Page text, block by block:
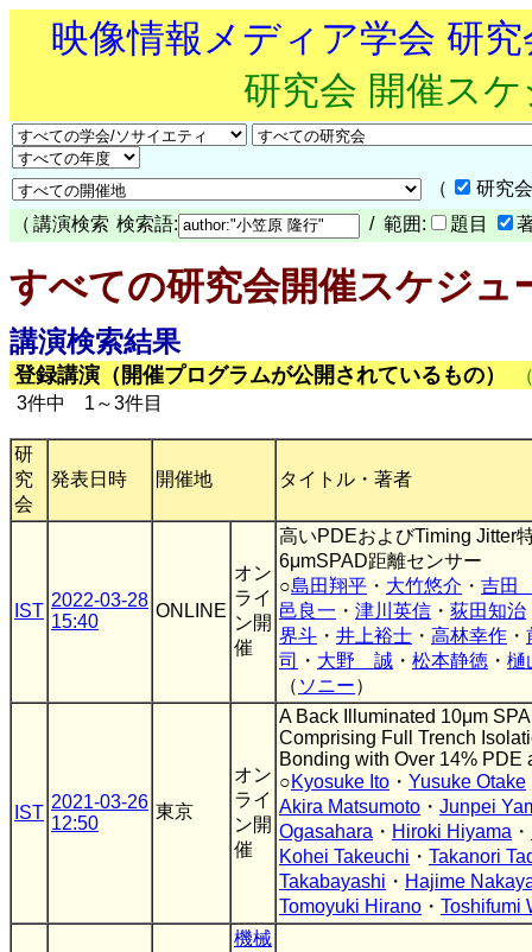
映像情報メディア学会 研
研究会 開催ス
（
研究
（ 講演検索 検索語: / 範囲: 題目
すべての研究会開催スケジュ
講演検索結果
登録講演（開催プログラムが公開されているもの）
3件中 1～3件目
研
究
会
発表日時 開催地 タイトル・著者
IST
2022-03-28
15:40
ONLINE
オン
ライ
ン開
催
高いPDEおよびTiming Jitter
6μmSPAD距離センサー
○島田翔平 ・ 大竹悠介 ・ 吉田
邑良一 ・ 津川英信 ・ 荻田知治
界斗 ・ 井上裕士 ・ 高林幸作 ・
司
・ 大野 誠 ・ 松本静徳 ・ 樋
（ ソニー）
IST
2021-03-26
12:50
東京
オン
ライ
ン開
催
A Back Illuminated 10μm
Comprising Full Trench
Bonding with Over 14% PDE
○Kyosuke Ito ・ Yusuke Otake
Akira Matsumoto ・ Junpei
Ogasahara ・ Hiroki Hiyama ・
Kohei Takeuchi ・ Takanori
Takabayashi ・ Hajime
Tomoyuki Hirano ・ Toshifumi
機械